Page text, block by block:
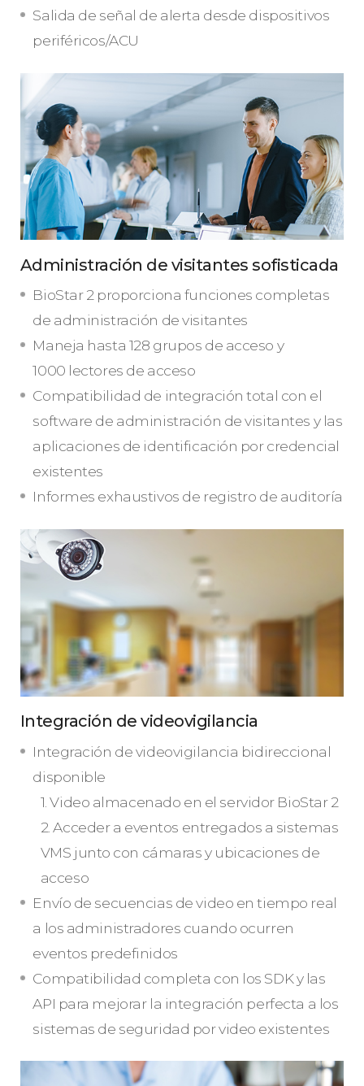
Salida de señal de alerta desde dispositivos
periféricos/ACU
Administración de visitantes sofisticada
BioStar 2 proporciona funciones completas
de administración de visitantes
Maneja hasta 128 grupos de acceso y
1000 lectores de acceso
Compatibilidad de integración total con el
software de administración de visitantes y las
aplicaciones de identificación por credencial
existentes
Informes exhaustivos de registro de auditoría
Integración de videovigilancia
Integración de videovigilancia bidireccional
disponible
1. Video almacenado en el servidor BioStar 2
2. Acceder a eventos entregados a sistemas
VMS junto con cámaras y ubicaciones de
acceso
Envío de secuencias de video en tiempo real
a los administradores cuando ocurren
eventos predefinidos
Compatibilidad completa con los SDK y las
API para mejorar la integración perfecta a los
sistemas de seguridad por video existentes